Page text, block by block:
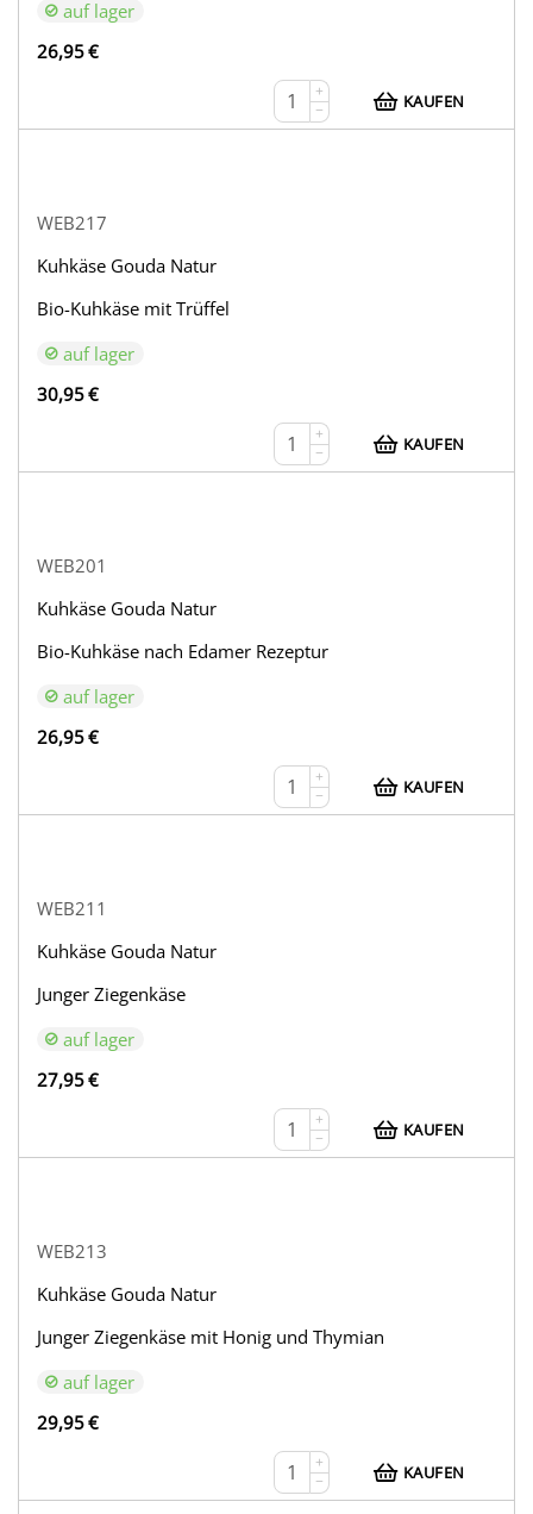
auf lager
26,95€
+
−
KAUFEN
WEB217
Kuhkäse Gouda Natur
Bio-Kuhkäse mit Trüffel
auf lager
30,95€
+
−
KAUFEN
WEB201
Kuhkäse Gouda Natur
Bio-Kuhkäse nach Edamer Rezeptur
auf lager
26,95€
+
−
KAUFEN
WEB211
Kuhkäse Gouda Natur
Junger Ziegenkäse
auf lager
27,95€
+
−
KAUFEN
WEB213
Kuhkäse Gouda Natur
Junger Ziegenkäse mit Honig und Thymian
auf lager
29,95€
+
−
KAUFEN